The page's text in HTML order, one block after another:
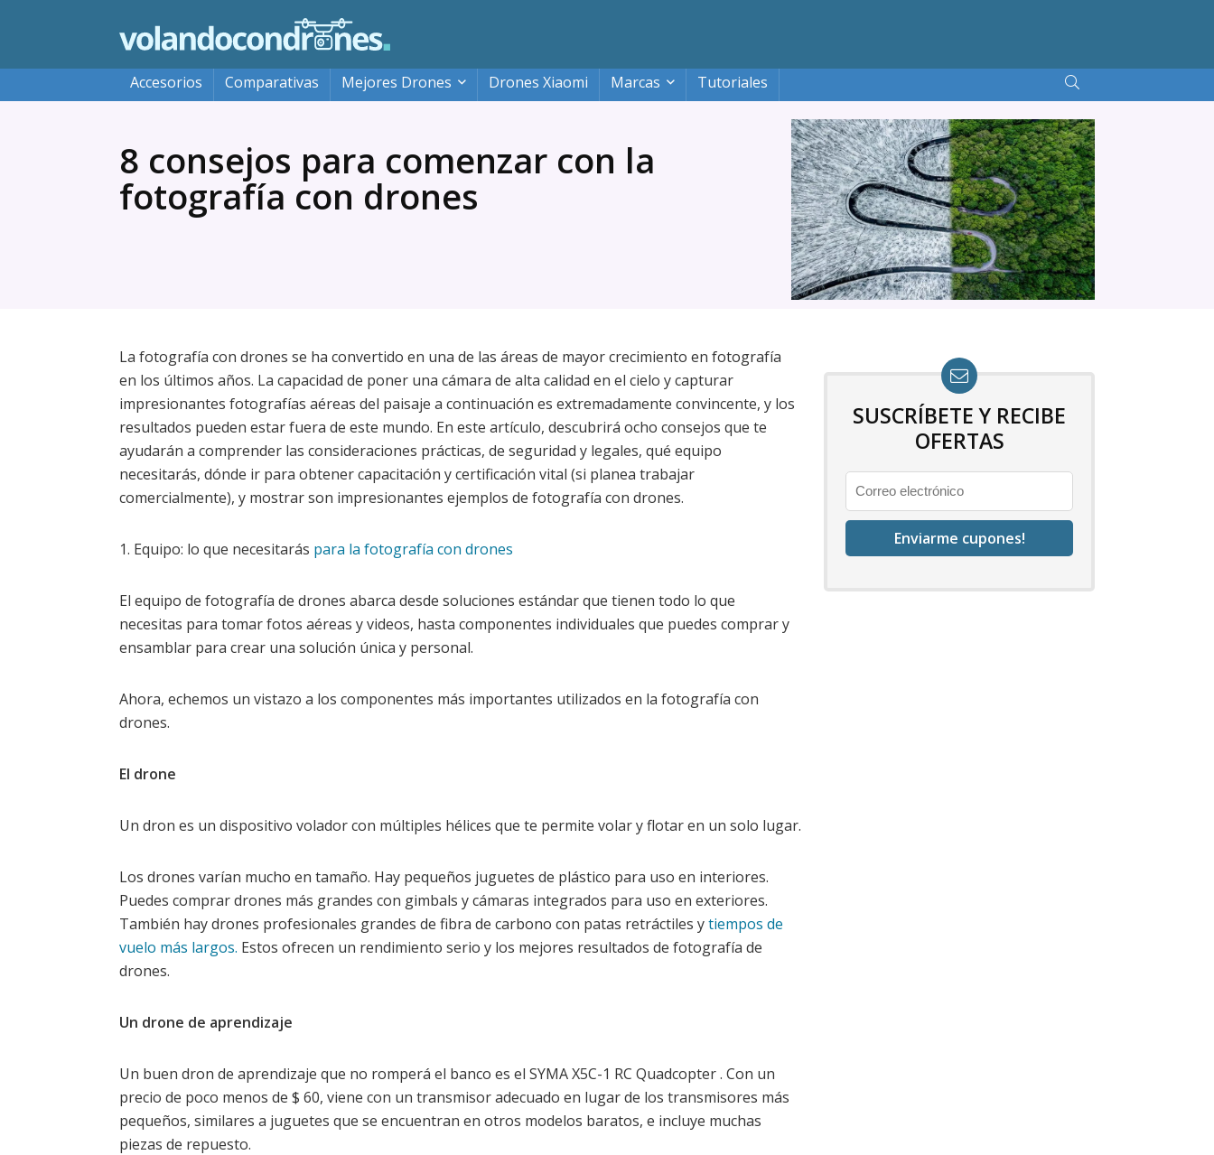
Accesorios Comparativas Mejores Drones Drones Xiaomi Marcas Tutoriales
8 consejos para comenzar con la
fotografía con drones
La fotografía con drones se ha convertido en una de las áreas de mayor crecimiento en fotografía
en los últimos años. La capacidad de poner una cámara de alta calidad en el cielo y capturar
impresionantes fotografías aéreas del paisaje a continuación es extremadamente convincente, y los
resultados pueden estar fuera de este mundo. En este artículo, descubrirá ocho consejos que te
ayudarán a comprender las consideraciones prácticas, de seguridad y legales, qué equipo
necesitarás, dónde ir para obtener capacitación y certificación vital (si planea trabajar
comercialmente), y mostrar son impresionantes ejemplos de fotografía con drones.
1. Equipo: lo que necesitarás para la fotografía con drones
El equipo de fotografía de drones abarca desde soluciones estándar que tienen todo lo que
necesitas para tomar fotos aéreas y videos, hasta componentes individuales que puedes comprar y
ensamblar para crear una solución única y personal.
Ahora, echemos un vistazo a los componentes más importantes utilizados en la fotografía con
drones.
El drone
Un dron es un dispositivo volador con múltiples hélices que te permite volar y flotar en un solo lugar.
Los drones varían mucho en tamaño. Hay pequeños juguetes de plástico para uso en interiores.
Puedes comprar drones más grandes con gimbals y cámaras integrados para uso en exteriores.
También hay drones profesionales grandes de fibra de carbono con patas retráctiles ytiempos de
vuelo más largos. Estos ofrecen un rendimiento serio y los mejores resultados de fotografía de
drones.
Un drone de aprendizaje
Un buen dron de aprendizaje que no romperá el banco es el SYMA X5C-1 RC Quadcopter . Con un
precio de poco menos de $ 60, viene con un transmisor adecuado en lugar de los transmisores más
pequeños, similares a juguetes que se encuentran en otros modelos baratos, e incluye muchas
piezas de repuesto.
SUSCRÍBETE Y RECIBE
OFERTAS